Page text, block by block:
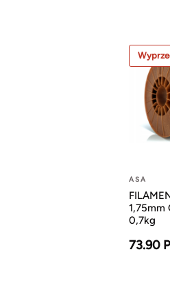
ASA
1,75mm
0,7kg
73.90